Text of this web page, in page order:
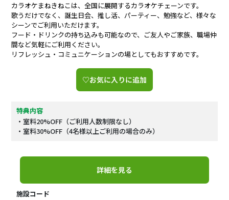
カラオケまねきねこは、全国に展開するカラオケチェーンです。
歌うだけでなく、誕生日会、推し活、パーティー、勉強など、様々な
シーンでご利用いただけます。
フード・ドリンクの持ち込みも可能なので、ご友人やご家族、職場仲
間など気軽にご利用ください。
リフレッシュ・コミュニケーションの場としてもおすすめです。
♡お気に入りに追加
特典内容
・室料20%OFF（ご利用人数制限なし）
・室料30%OFF（4名様以上ご利用の場合のみ）
詳細を見る
施設コード